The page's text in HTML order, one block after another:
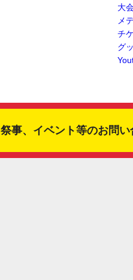
大
メ
チ
グ
祭事、イベント等のお問